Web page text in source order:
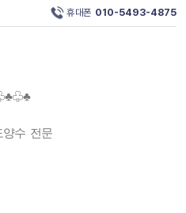
휴대폰 010-5493-4875
양수 전문